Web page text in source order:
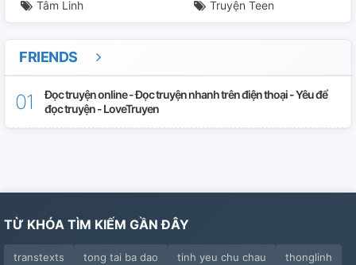
Tâm Linh Truyện Teen
FRIENDS
Đọc truyện online - Đọc truyện nhanh trên điện thoại - Yêu để
đọc truyện - LoveTruyen
TỪ KHÓA TÌM KIẾM GẦN ĐÂY
transtexts tong tai ba dao tinh yeu chu chau
thonglinh